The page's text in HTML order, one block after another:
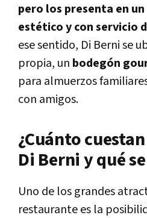
pero los presenta en
estético y con servicio
ese sentido, Di Berni se
propia, un bodegón
para almuerzos
con amigos.
¿Cuánto
Di Berni y qué
Uno de los grandes
restaurante es la